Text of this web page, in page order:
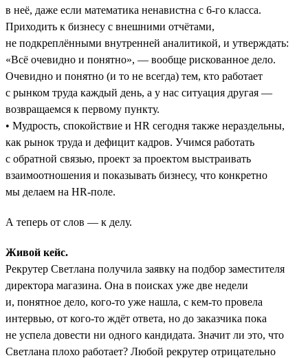
в неё, даже если математика ненавистна с 6-го класса.
Приходить к бизнесу с внешними отчётами,
не подкреплёнными внутренней аналитикой, и утверждать:
«Всё очевидно и понятно», — вообще рискованное дело.
Очевидно и понятно (и то не всегда) тем, кто работает
с рынком труда каждый день, а у нас ситуация другая —
возвращаемся к первому пункту.
• Мудрость, спокойствие и HR сегодня также нераздельны,
как рынок труда и дефицит кадров. Учимся работать
с обратной связью, проект за проектом выстраивать
взаимоотношения и показывать бизнесу, что конкретно
мы делаем на HR-поле.
А теперь от слов — к делу.
Живой кейс.
Рекрутер Светлана получила заявку на подбор заместителя
директора магазина. Она в поисках уже две недели
и, понятное дело, кого-то уже нашла, с кем-то провела
интервью, от кого-то ждёт ответа, но до заказчика пока
не успела довести ни одного кандидата. Значит ли это, что
Светлана плохо работает? Любой рекрутер отрицательно